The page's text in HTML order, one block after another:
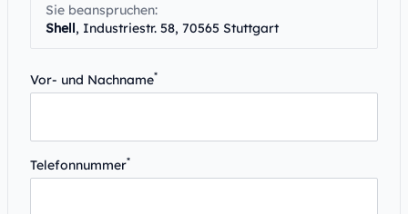
Sie beanspruchen:
Shell, Industriestr. 58, 70565 Stuttgart
Vor- und Nachname*
Telefonnummer*